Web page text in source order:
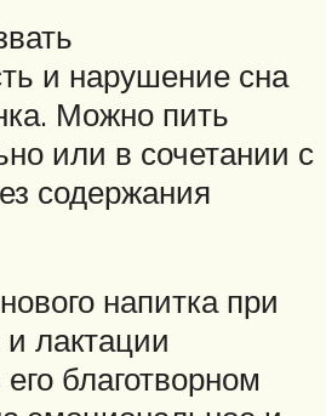
и нарушение сна
Можно пить
или в сочетании с
содержания
напитка при
лактации
благотворном